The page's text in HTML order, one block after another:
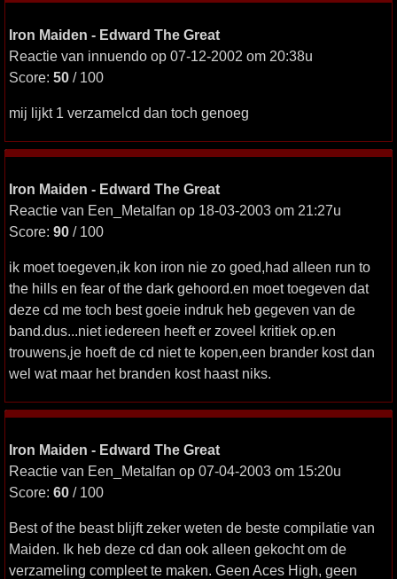
Iron Maiden - Edward The Great
Reactie van innuendo op 07-12-2002 om 20:38u
Score: 50 / 100
mij lijkt 1 verzamelcd dan toch genoeg
Iron Maiden - Edward The Great
Reactie van Een_Metalfan op 18-03-2003 om 21:27u
Score: 90 / 100
ik moet toegeven,ik kon iron nie zo goed,had alleen run to
the hills en fear of the dark gehoord.en moet toegeven dat
deze cd me toch best goeie indruk heb gegeven van de
band.dus...niet iedereen heeft er zoveel kritiek op.en
trouwens,je hoeft de cd niet te kopen,een brander kost dan
wel wat maar het branden kost haast niks.
Iron Maiden - Edward The Great
Reactie van Een_Metalfan op 07-04-2003 om 15:20u
Score: 60 / 100
Best of the beast blijft zeker weten de beste compilatie van
Maiden. Ik heb deze cd dan ook alleen gekocht om de
verzameling compleet te maken. Geen Aces High, geen